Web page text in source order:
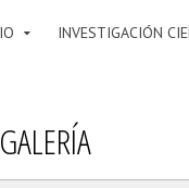
INVESTIGACIÓN
GALERÍA